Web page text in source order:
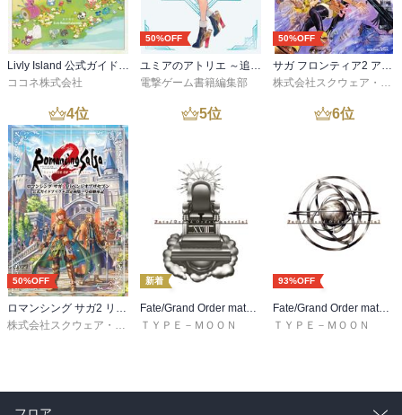
Livly Island 公式ガイドブック４ 心が重なるリヴリーの世界【プロダクトコード付き】
ココネ株式会社
50%OFF
ユミアのアトリエ ～追憶の錬金術士と幻創の地～ ザ・コンプリートガイド
電撃ゲーム書籍編集部
50%OFF
サガ フロンティア2 アルティマニア
株式会社スクウェア・エニックス
4位
50%OFF
5位
新着
Fate/Grand Order material XVIII
ＴＹＰＥ－ＭＯＯＮ
6位
93%OFF
Fate/Grand Order material I
ＴＹＰＥ－ＭＯＯＮ